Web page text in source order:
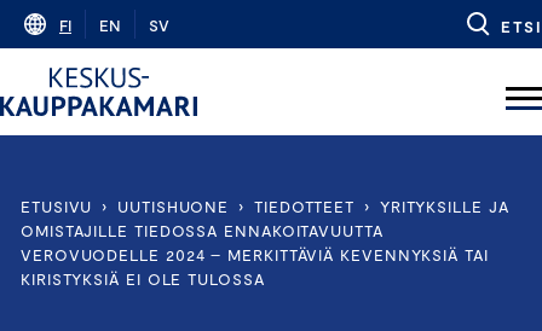
Skip
content
FI EN SV ETSI
ETUSIVU › UUTISHUONE › TIEDOTTEET › YRITYKSILLE JA
OMISTAJILLE TIEDOSSA ENNAKOITAVUUTTA
VEROVUODELLE 2024 – MERKITTÄVIÄ KEVENNYKSIÄ TAI
KIRISTYKSIÄ EI OLE TULOSSA